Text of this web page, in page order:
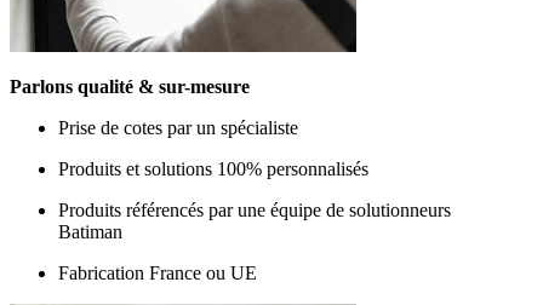
Parlons qualité & sur-mesure
Prise de cotes par un spécialiste
Produits et solutions 100% personnalisés
Produits référencés par une équipe de solutionneurs
Batiman
Fabrication France ou UE